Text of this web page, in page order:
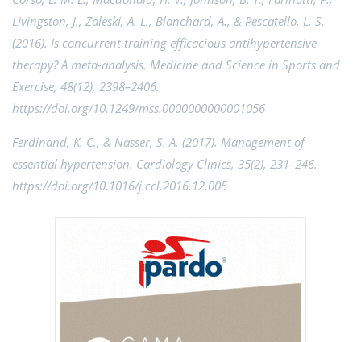
Livingston, J., Zaleski, A. L., Blanchard, A., & Pescatello, L. S.
(2016). Is concurrent training efficacious antihypertensive
therapy? A meta-analysis. Medicine and Science in Sports and
Exercise, 48(12), 2398–2406.
https://doi.org/10.1249/mss.0000000000001056
Ferdinand, K. C., & Nasser, S. A. (2017). Management of
essential hypertension. Cardiology Clinics, 35(2), 231–246.
https://doi.org/10.1016/j.ccl.2016.12.005